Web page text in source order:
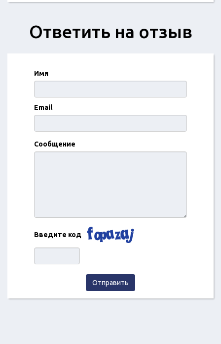
Ответить на отзыв
Имя
Email
Сообщение
Введите код
Отправить